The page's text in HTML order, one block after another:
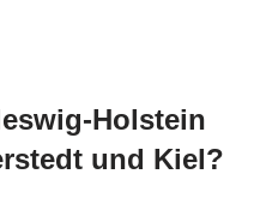
Holstein
und Kiel?